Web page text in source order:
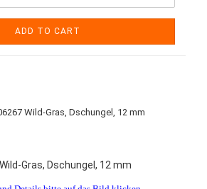
ADD TO CART
Gras, Dschungel, 12 mm